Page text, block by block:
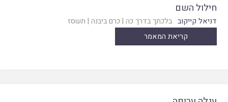
חילול השם
דניאל קייקוב בלכתך בדרך כה | כרם ביבנה | תשסז
קריאת המאמר